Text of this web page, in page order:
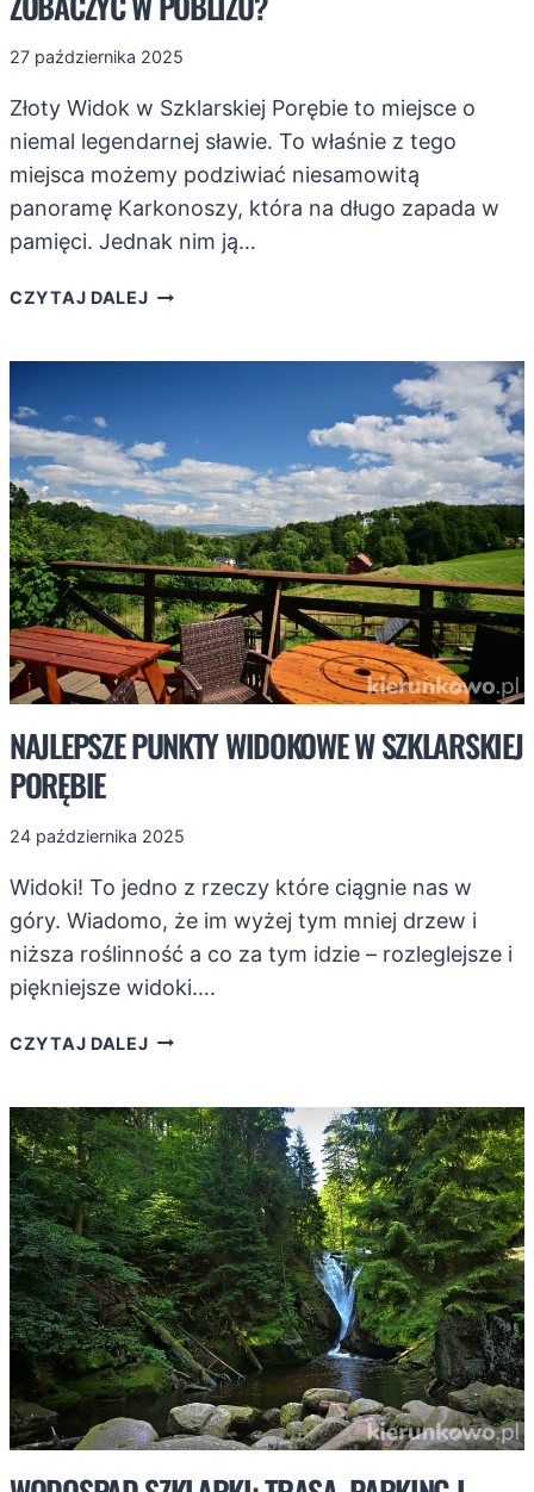
27 października 2025
Złoty Widok w Szklarskiej Porębie to miejsce o
niemal legendarnej sławie. To właśnie z tego
miejsca możemy podziwiać niesamowitą
panoramę Karkonoszy, która na długo zapada w
pamięci. Jednak nim ją…
CZYTAJ DALEJJAK
CO
PRZY
OKAZJI
ZOBACZYĆ
W
POBLIŻU?
NAJLEPSZE PUNKTY WIDOKOWE W SZKLARSKIEJ
PORĘBIE
24 października 2025
Widoki! To jedno z rzeczy które ciągnie nas w
góry. Wiadomo, że im wyżej tym mniej drzew i
niższa roślinność a co za tym idzie – rozleglejsze i
piękniejsze widoki….
CZYTAJ DALEJNAJLEPSZE
W
SZKLARSKIEJ
PORĘBIE